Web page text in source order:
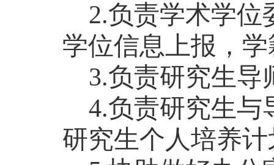
2.负责学术学位
学位信息上报，
3.负责研究生导
4.负责研究生与
研究生个人培养